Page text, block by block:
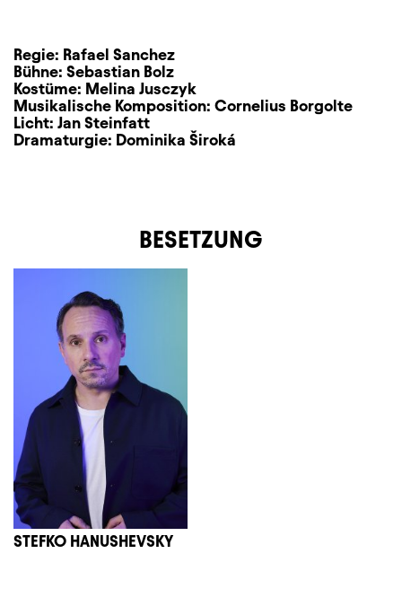
Regie: Rafael Sanchez
Bühne: Sebastian Bolz
Kostüme: Melina Jusczyk
Musikalische Komposition: Cornelius Borgolte
Licht: Jan Steinfatt
Dramaturgie: Dominika Široká
BESETZUNG
STEFKO HANUSHEVSKY